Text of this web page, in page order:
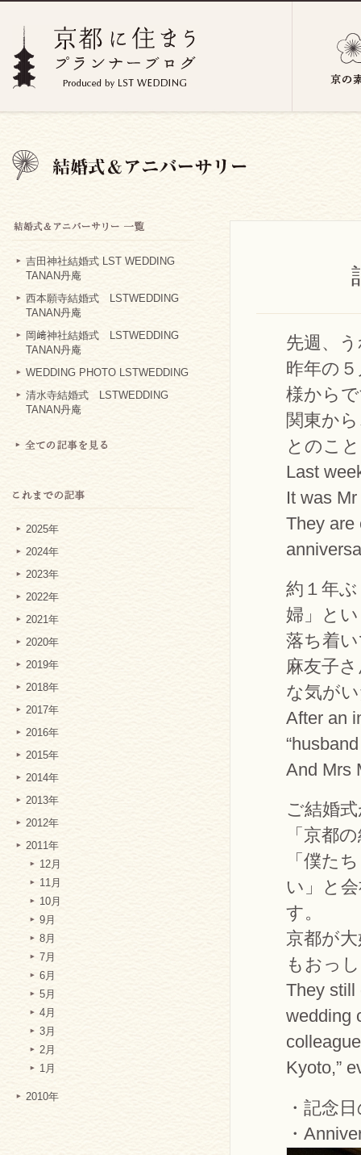
吉田神社結婚式 LST WEDDING
TANAN丹庵
西本願寺結婚式 LSTWEDDING
TANAN丹庵
岡﨑神社結婚式 LSTWEDDING
TANAN丹庵
WEDDING PHOTO LSTWEDDING
清水寺結婚式 LSTWEDDING
TANAN丹庵
2025年
2024年
2023年
2022年
2021年
2020年
2019年
2018年
2017年
2016年
2015年
2014年
2013年
2012年
2011年
12月
11月
10月
9月
8月
7月
6月
5月
4月
3月
2月
1月
2010年
先週、
昨年の
様から
関東か
とのこ
Last
It was
They are
約１年
婦」と
落ち着
麻友子
な気が
After an
And Mrs
ご結婚
「京都
「僕た
い」と
す。
京都が
もおっ
They still
wedding
Kyoto,”
・記念
・